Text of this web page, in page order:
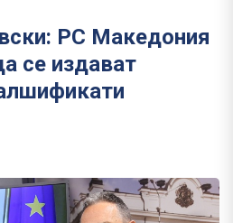
РС Македония
се издават